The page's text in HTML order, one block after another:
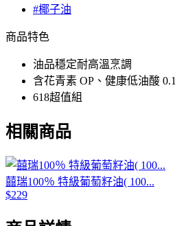
#椰子油
商品特色
油品穩定耐高溫烹調
含花青素 OP、健康低油酸 0.1
618超值組
相關商品
囍瑞100％ 特級葡萄籽油( 100...
$229